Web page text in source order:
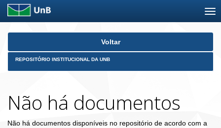
Skip
Voltar
REPOSITÓRIO INSTITUCIONAL DA UNB
Não há documentos
Não há documentos disponíveis no repositório de acordo com a